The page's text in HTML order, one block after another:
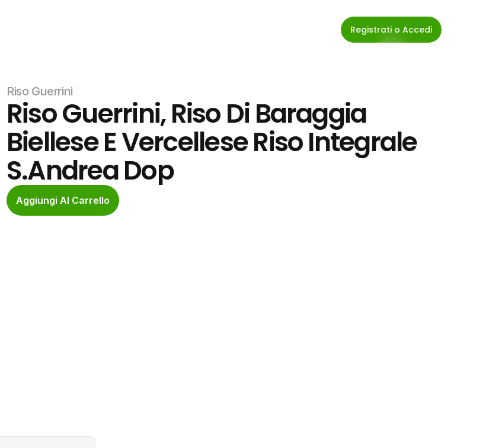
Registrati o Accedi
Riso Guerrini
Riso Guerrini, Riso Di Baraggia
Biellese E Vercellese Riso Integrale
S.Andrea Dop
Aggiungi Al Carrello